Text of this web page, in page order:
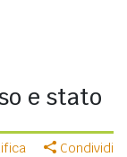
e stato
Condividi